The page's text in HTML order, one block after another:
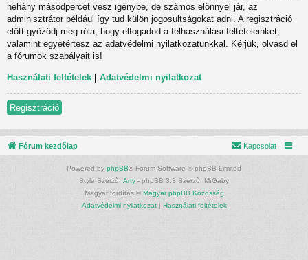
néhány másodpercet vesz igénybe, de számos előnnyel jár, az
adminisztrátor például így tud külön jogosultságokat adni. A regisztráció
előtt győződj meg róla, hogy elfogadod a felhasználási feltételeinket,
valamint egyetértesz az adatvédelmi nyilatkozatunkkal. Kérjük, olvasd el
a fórumok szabályait is!
Használati feltételek | Adatvédelmi nyilatkozat
Regisztráció
Fórum kezdőlap Kapcsolat
Powered by phpBB® Forum Software © phpBB Limited
Style Szerző: Arty - phpBB 3.3 Szerző: MrGaby
Magyar fordítás ©Magyar phpBB Közösség
Adatvédelmi nyilatkozat| Használati feltételek